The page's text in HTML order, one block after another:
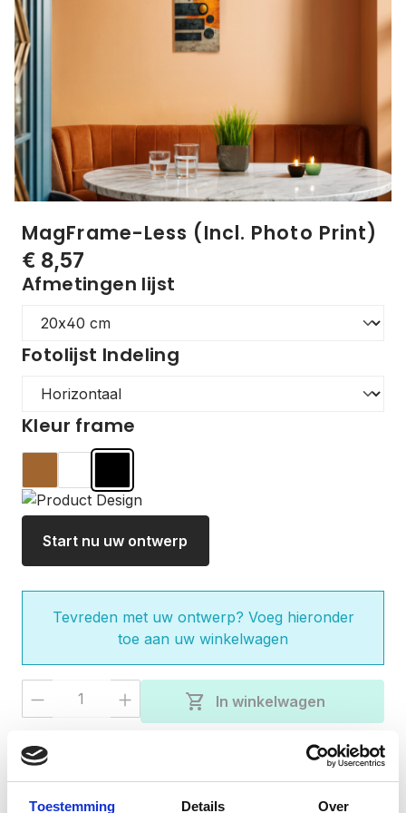
Toestemming Details Over
MagFrame-Less (Incl. Photo Print)
€ 8,57
Afmetingen lijst
Fotolijst Indeling
Kleur frame
Start nu uw ontwerp
Tevreden met uw ontwerp? Voeg hieronder
toe aan uw winkelwagen
Producthoeveelheid: Voer de
shopping_cart In winkelwagen
check
check